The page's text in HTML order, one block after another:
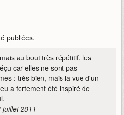
publiées.
au bout très répétitif, les
car elles ne sont pas
: très bien, mais la vue d'un
a fortement été inspiré de
juillet 2011